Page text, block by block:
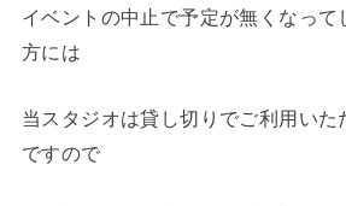
イベントの中止で予定が無くなって
方には
当スタジオは貸し切りでご利用いた
ですので